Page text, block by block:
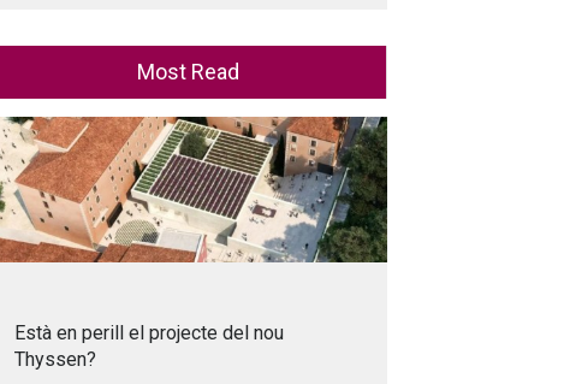
Most Read
Està en perill el projecte del nou
Thyssen?